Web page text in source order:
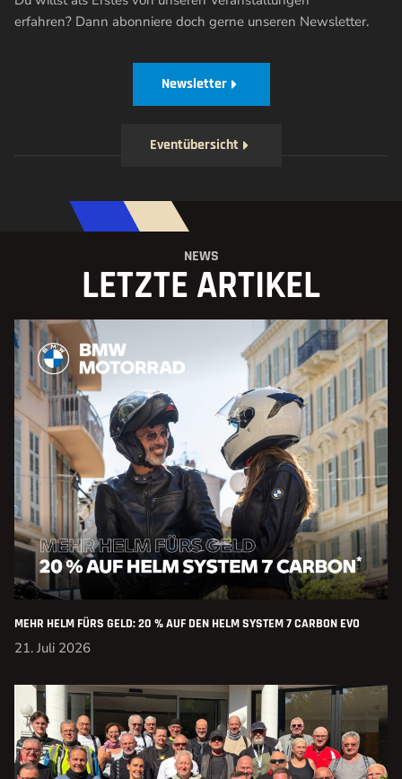
erfahren? Dann abonniere doch gerne unseren Newsletter.
Newsletter
Eventübersicht
NEWS
LETZTE ARTIKEL
MEHR HELM FÜRS GELD: 20 % AUF DEN HELM SYSTEM 7 CARBON EVO
21. Juli 2026